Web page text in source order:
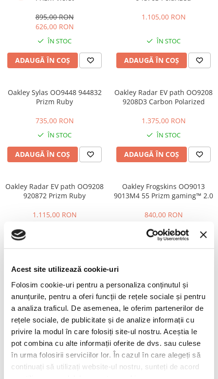
Acest site utilizează cookie-uri
Folosim cookie-uri pentru a personaliza conținutul și
anunțurile, pentru a oferi funcții de rețele sociale și pentru
a analiza traficul. De asemenea, le oferim partenerilor de
rețele sociale, de publicitate și de analize informații cu
privire la modul în care folosiți site-ul nostru. Aceștia le
pot combina cu alte informații oferite de dvs. sau culese
în urma folosirii serviciilor lor. În cazul în care alegeți să
continuați să utilizați website-ul nostru, sunteți de acord
OLIVER PEOPLES
ORGREEN
PERSOL
PETER AND MAY
SAINT LAURENT
SEEOO
STELLA MCCARTNEY
TIFFANY&CO
ZILLI
895,00 RON
626,00 RON
ÎN STOC
ADAUGĂ ÎN COȘ
1.105,00 RON
ÎN STOC
ADAUGĂ ÎN COȘ
Oakley Sylas OO9448 944832
Prizm Ruby
735,00 RON
ÎN STOC
ADAUGĂ ÎN COȘ
Oakley Radar EV path OO9208
9208D3 Carbon Polarized
1.375,00 RON
ÎN STOC
ADAUGĂ ÎN COȘ
Oakley Radar EV path OO9208
920872 Prizm Ruby
1.115,00 RON
ADAUGĂ ÎN COȘ
Oakley Frogskins OO9013
9013M4 55 Prizm gaming™ 2.0
840,00 RON
ÎN STOC
ADAUGĂ ÎN COȘ
-20%Oakley Hstn sq OO9533
953307 Prizm 24K Polarized
1.155,00 RON
924,00 RON
ÎN STOC
ADAUGĂ ÎN COȘ
-15%Oakley Hstn sq OO9533
953302 Prizm Ruby
895,00 RON
760,00 RON
ÎN STOC
ADAUGĂ ÎN COȘ